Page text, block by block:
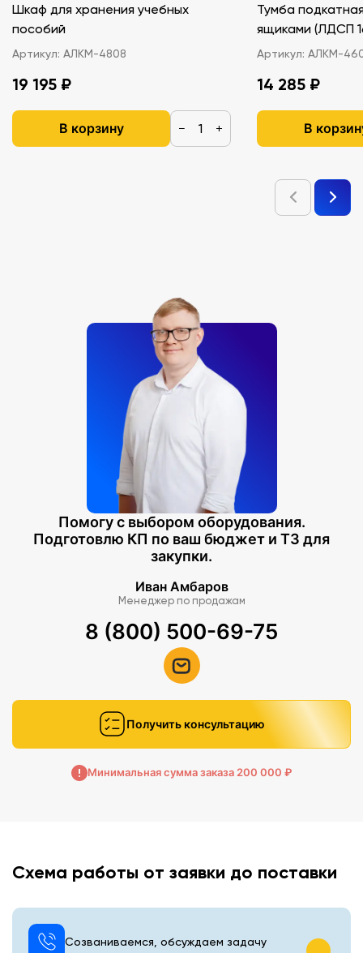
Шкаф для хранения учебных
пособий
Артикул: АЛКМ-4808
19 195 ₽
В корзину − +
Тумба
ящиками
Артикул: АЛКМ-
14 285 ₽
В
Помогу с выбором оборудования.
Подготовлю КП по ваш бюджет и ТЗ для
закупки.
Иван Амбаров
Менеджер по продажам
8 (800) 500-69-75
Получить консультацию
Минимальная сумма заказа 200 000 ₽
Схема работы от заявки до поставки
Созваниваемся, обсуждаем задачу